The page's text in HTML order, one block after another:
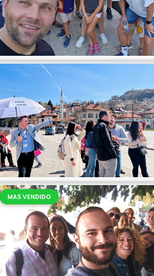
MAS VENDIDO